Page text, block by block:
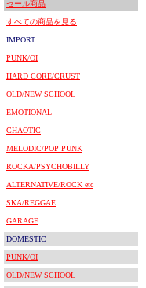
セール商品
すべての商品を見る
IMPORT
PUNK/OI
HARD CORE/CRUST
OLD/NEW SCHOOL
EMOTIONAL
CHAOTIC
MELODIC/POP PUNK
ROCKA/PSYCHOBILLY
ALTERNATIVE/ROCK etc
SKA/REGGAE
GARAGE
DOMESTIC
PUNK/OI
OLD/NEW SCHOOL